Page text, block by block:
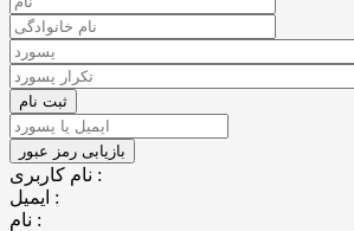
نام کاربری :
ایمیل :
نام :